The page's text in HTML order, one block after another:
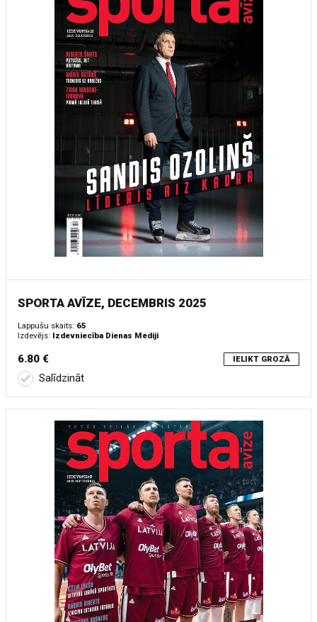
SPORTA AVĪZE, DECEMBRIS 2025
Lappušu skaits: 65
Izdevējs: Izdevniecība Dienas Mediji
6.80 € IELIKT GROZĀ
Salīdzināt